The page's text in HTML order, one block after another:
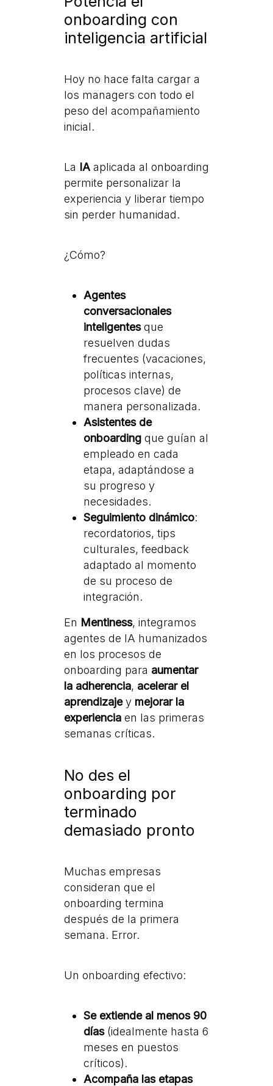
onboarding con
inteligencia artificial
Hoy no hace falta cargar a
los managers con todo el
peso del acompañamiento
inicial.
La IA aplicada al onboarding
permite personalizar la
experiencia y liberar tiempo
sin perder humanidad.
¿Cómo?
Agentes
conversacionales
inteligentesque
resuelven dudas
frecuentes (vacaciones,
políticas internas,
procesos clave) de
manera personalizada.
Asistentes de
onboarding que guían al
empleado en cada
etapa, adaptándose a
su progreso y
necesidades.
Seguimiento dinámico:
recordatorios, tips
culturales, feedback
adaptado al momento
de su proceso de
integración.
En Mentiness, integramos
agentes de IA humanizados
en los procesos de
onboarding para aumentar
la adherencia, acelerar el
aprendizajey mejorar la
experiencia en las primeras
semanas críticas.
No des el
onboarding por
terminado
demasiado pronto
Muchas empresas
consideran que el
onboarding termina
después de la primera
semana. Error.
Un onboarding efectivo:
Se extiende al menos 90
días(idealmente hasta 6
meses en puestos
críticos).
Acompaña las etapas